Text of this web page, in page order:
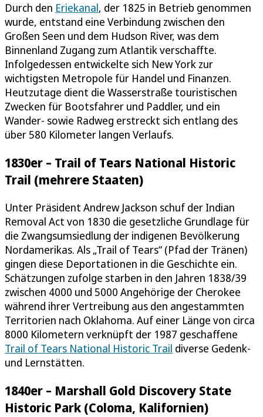
Durch den Eriekanal, der 1825 in Betrieb genommen
wurde, entstand eine Verbindung zwischen den
Großen Seen und dem Hudson River, was dem
Binnenland Zugang zum Atlantik verschaffte.
Infolgedessen entwickelte sich New York zur
wichtigsten Metropole für Handel und Finanzen.
Heutzutage dient die Wasserstraße touristischen
Zwecken für Bootsfahrer und Paddler, und ein
Wander- sowie Radweg erstreckt sich entlang des
über 580 Kilometer langen Verlaufs.
1830er – Trail of Tears National Historic
Trail (mehrere Staaten)
Unter Präsident Andrew Jackson schuf der Indian
Removal Act von 1830 die gesetzliche Grundlage für
die Zwangsumsiedlung der indigenen Bevölkerung
Nordamerikas. Als „Trail of Tears“ (Pfad der Tränen)
gingen diese Deportationen in die Geschichte ein.
Schätzungen zufolge starben in den Jahren 1838/39
zwischen 4000 und 5000 Angehörige der Cherokee
während ihrer Vertreibung aus den angestammten
Territorien nach Oklahoma. Auf einer Länge von circa
8000 Kilometern verknüpft der 1987 geschaffene
Trail of Tears National Historic Trail diverse Gedenk-
und Lernstätten.
1840er – Marshall Gold Discovery State
Historic Park (Coloma, Kalifornien)